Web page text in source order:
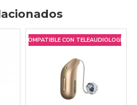
COMPATIBLE CON TELEAUDIOLOGÍA